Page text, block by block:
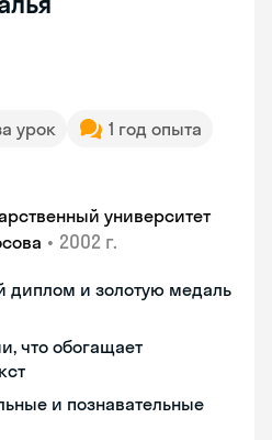
урок
1 год опыта
университет
• 2002 г.
диплом и золотую медаль
что обогащает
и познавательные